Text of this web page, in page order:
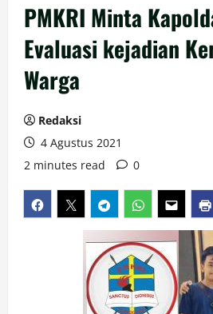
PMKRI Minta
Evaluasi kejadian
Warga
Redaksi
4 Agustus 2021
2 minutes read
0